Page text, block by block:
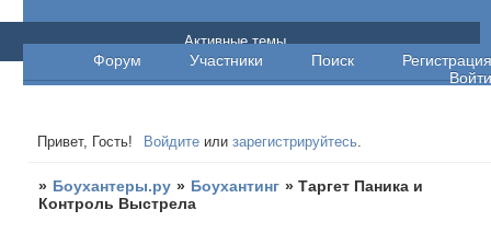
Боухантеры.ру
Форум Участники Поиск
Регистрация
Войти
Активные темы
Привет, Гость! Войдите илизарегистрируйтесь.
» Боухантеры.ру » Боухантинг »Таргет Паника и
Контроль Выстрела